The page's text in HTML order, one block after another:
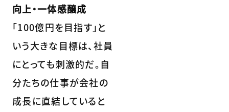
向上・一体感醸成
「100億円を目指す」と
いう大きな目標は、社員
にとっても刺激的だ。自
分たちの仕事が会社の
成長に直結していると